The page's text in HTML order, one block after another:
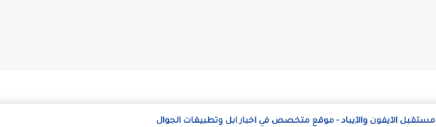
مستقبل الآيفون والآيباد - موقع متخصص في اخبار ابل وتطبيقات الجوال